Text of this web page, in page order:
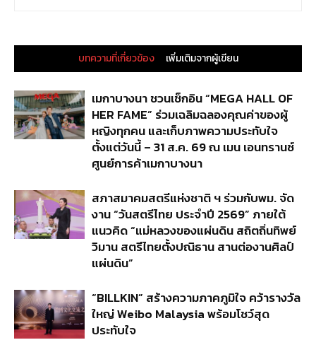
บทความที่เกี่ยวข้อง เพิ่มเติมจากผู้เขียน
เมกาบางนา ชวนเช็กอิน “MEGA HALL OF
HER FAME” ร่วมเฉลิมฉลองคุณค่าของผู้
หญิงทุกคน และเก็บภาพความประทับใจ
ตั้งแต่วันนี้ – 31 ส.ค. 69 ณ เมน เอนทรานซ์
ศูนย์การค้าเมกาบางนา
สภาสมาคมสตรีแห่งชาติ ฯ ร่วมกับพม. จัด
งาน “วันสตรีไทย ประจำปี 2569” ภายใต้
แนวคิด “แม่หลวงของแผ่นดิน สถิตถิ่นทิพย์
วิมาน สตรีไทยตั้งปณิธาน สานต่องานศิลป์
แผ่นดิน”
“BILLKIN” สร้างความภาคภูมิใจ คว้ารางวัล
ใหญ่ Weibo Malaysia พร้อมโชว์สุด
ประทับใจ